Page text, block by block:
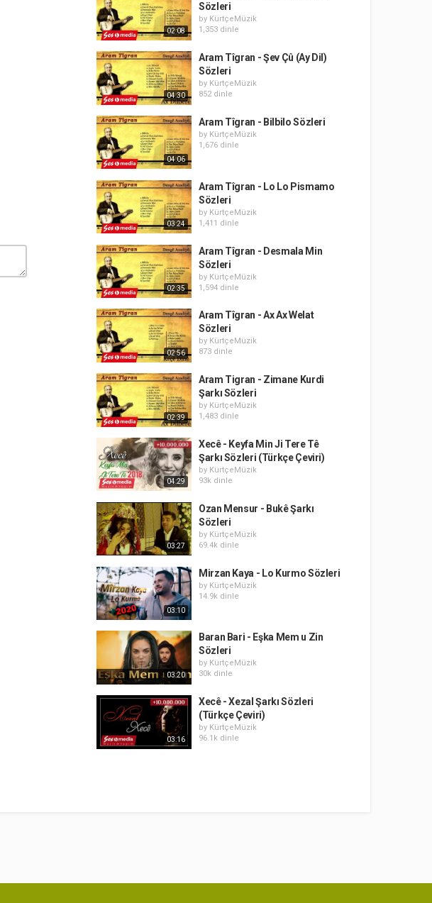
02:08
Sözleri
by KürtçeMüzik
1,353 dinle
04:30
Aram Tîgran - Şev Çû (Ay Dil)
Sözleri
by KürtçeMüzik
852 dinle
04:06
Aram Tîgran - Bilbilo Sözleri
by KürtçeMüzik
1,676 dinle
03:24
Aram Tîgran - Lo Lo Pismamo
Sözleri
by KürtçeMüzik
1,411 dinle
02:35
Aram Tîgran - Desmala Min
Sözleri
by KürtçeMüzik
1,594 dinle
02:56
Aram Tîgran - Ax Ax Welat
Sözleri
by KürtçeMüzik
873 dinle
02:39
Aram Tigran - Zimane Kurdi
Şarkı Sözleri
by KürtçeMüzik
1,483 dinle
04:29
Xecê - Keyfa Min Ji Tere Tê
Şarkı Sözleri (Türkçe Çeviri)
by KürtçeMüzik
93k dinle
03:27
Ozan Mensur - Bukê Şarkı
Sözleri
by KürtçeMüzik
69.4k dinle
03:10
Mirzan Kaya - Lo Kurmo Sözleri
by KürtçeMüzik
14.9k dinle
03:20
Baran Bari - Eşka Mem u Zin
Sözleri
by KürtçeMüzik
30k dinle
03:16
Xecê - Xezal Şarkı Sözleri
(Türkçe Çeviri)
by KürtçeMüzik
96.1k dinle